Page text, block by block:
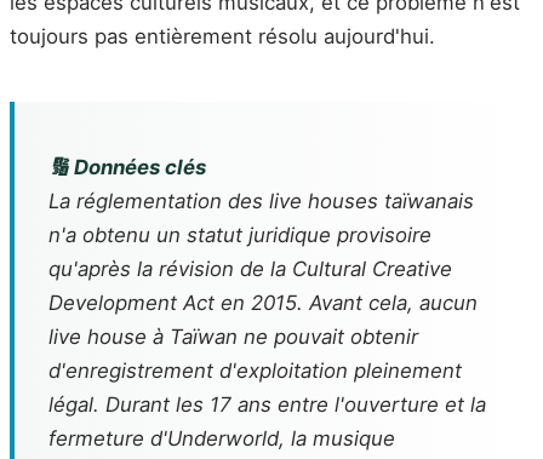
toujours pas entièrement résolu aujourd'hui.
🔢 Données clés
La réglementation des live houses taïwanais
n'a obtenu un statut juridique provisoire
qu'après la révision de la Cultural Creative
Development Act en 2015. Avant cela, aucun
live house à Taïwan ne pouvait obtenir
d'enregistrement d'exploitation pleinement
légal. Durant les 17 ans entre l'ouverture et la
fermeture d'Underworld, la musique